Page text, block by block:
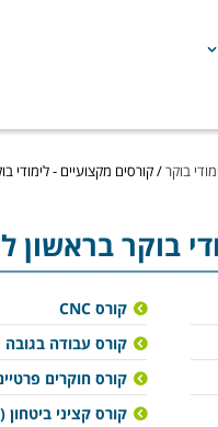
בוקר/קורסים מקצועיים - לימודי
בוקר בראשון
קורס CNC
קורס עבודה בגובה
קורס חוקרים
קורס קציני